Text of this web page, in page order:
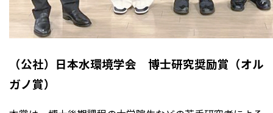
（公社）日本水環境学会 博士研究奨励賞（オル
ガノ賞）